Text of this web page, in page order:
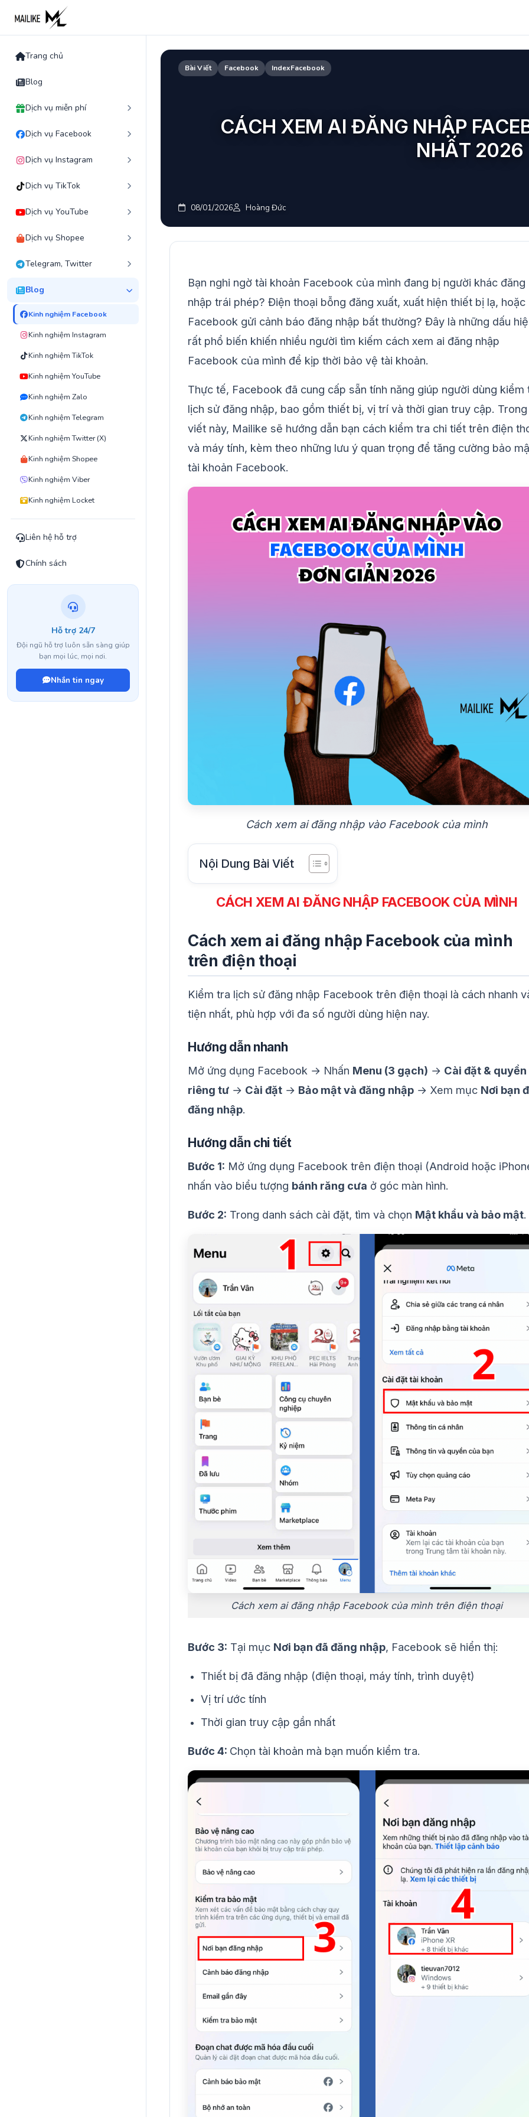
content
Trang chủ
Blog
Dịch vụ miễn phí
Dịch vụ Facebook
Dịch vụ Instagram
Dịch vụ TikTok
Dịch vụ YouTube
Dịch vụ Shopee
Telegram, Twitter
Blog
Kinh nghiệm Facebook
Kinh nghiệm Instagram
Kinh nghiệm TikTok
Kinh nghiệm YouTube
Kinh nghiệm Zalo
Kinh nghiệm Telegram
Kinh nghiệm Twitter (X)
Kinh nghiệm Shopee
Kinh nghiệm Viber
Kinh nghiệm Locket
Liên hệ hỗ trợ
Chính sách
Hỗ trợ 24/7
Đội ngũ hỗ trợ luôn sẵn sàng giúp
bạn mọi lúc, mọi nơi.
Nhắn tin ngay
Bài Viết Facebook IndexFacebook
CÁCH XEM AI ĐĂNG NHẬP
NHẤT 2026
08/01/2026 Hoàng Đức
Bạn nghi ngờ tài khoản Facebook của mình đang bị người khác đăng
nhập trái phép? Điện thoại bỗng đăng xuất, xuất hiện thiết bị lạ, hoặc
Facebook gửi cảnh báo đăng nhập bất thường? Đây là những dấu
rất phổ biến khiến nhiều người tìm kiếm cách xem ai đăng nhập
Facebook của mình để kịp thời bảo vệ tài khoản.
Thực tế, Facebook đã cung cấp sẵn tính năng giúp người dùng kiểm
lịch sử đăng nhập, bao gồm thiết bị, vị trí và thời gian truy cập.
viết này, Mailike sẽ hướng dẫn bạn cách kiểm tra chi tiết trên điện
và máy tính, kèm theo những lưu ý quan trọng để tăng cường bảo
tài khoản Facebook.
Cách xem ai đăng nhập vào Facebook của mình
Nội Dung Bài Viết
CÁCH XEM AI ĐĂNG NHẬP FACEBOOK CỦA MÌNH
Cách xem ai đăng nhập Facebook của mình
trên điện thoại
Kiểm tra lịch sử đăng nhập Facebook trên điện thoại là cách nhanh
tiện nhất, phù hợp với đa số người dùng hiện nay.
Hướng dẫn nhanh
Mở ứng dụng Facebook → Nhấn Menu (3 gạch) → Cài đặt & quyền
riêng tư → Cài đặt → Bảo mật và đăng nhập → Xem mục Nơi bạn
đăng nhập.
Hướng dẫn chi tiết
Bước 1: Mở ứng dụng Facebook trên điện thoại (Android hoặc
nhấn vào biểu tượng bánh răng cưa ở góc màn hình.
Bước 2: Trong danh sách cài đặt, tìm và chọn Mật khẩu và bảo mật.
Cách xem ai đăng nhập Facebook của mình trên điện thoại
Bước 3: Tại mục Nơi bạn đã đăng nhập, Facebook sẽ hiển thị:
Thiết bị đã đăng nhập (điện thoại, máy tính, trình duyệt)
Vị trí ước tính
Thời gian truy cập gần nhất
Bước 4: Chọn tài khoản mà bạn muốn kiểm tra.